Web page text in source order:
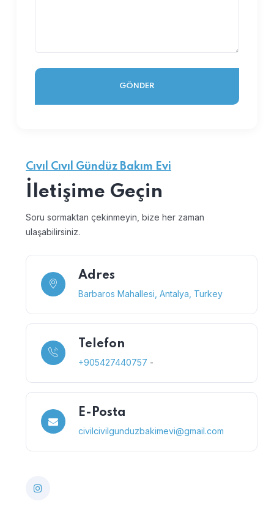
GÖNDER
Cıvıl Cıvıl Gündüz Bakım Evi
İletişime Geçin
Soru sormaktan çekinmeyin, bize her zaman
ulaşabilirsiniz.
Adres
Barbaros Mahallesi, Antalya, Turkey
Telefon
+905427440757 -
E-Posta
civilcivilgunduzbakimevi@gmail.com